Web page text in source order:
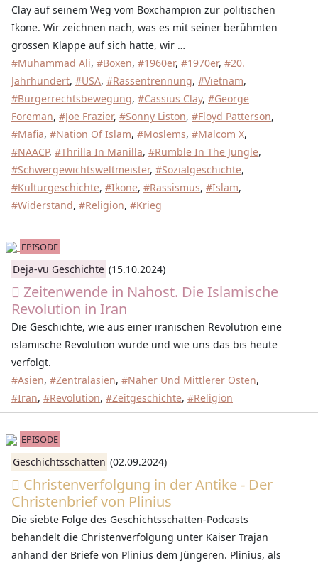
Clay auf seinem Weg vom Boxchampion zur politischen
Ikone. Wir zeichnen nach, was es mit seiner berühmten
grossen Klappe auf sich hatte, wir …
#Muhammad Ali, #Boxen, #1960er, #1970er, #20.
Jahrhundert, #USA, #Rassentrennung, #Vietnam,
#Bürgerrechtsbewegung, #Cassius Clay, #George
Foreman, #Joe Frazier, #Sonny Liston, #Floyd Patterson,
#Mafia, #Nation Of Islam, #Moslems, #Malcom X,
#NAACP, #Thrilla In Manilla, #Rumble In The Jungle,
#Schwergewichtsweltmeister, #Sozialgeschichte,
#Kulturgeschichte, #Ikone, #Rassismus, #Islam,
#Widerstand, #Religion, #Krieg
EPISODE
Deja-vu Geschichte (15.10.2024)
Zeitenwende in Nahost. Die Islamische
Revolution in Iran
Die Geschichte, wie aus einer iranischen Revolution eine
islamische Revolution wurde und wie uns das bis heute
verfolgt.
#Asien, #Zentralasien, #Naher Und Mittlerer Osten,
#Iran, #Revolution, #Zeitgeschichte, #Religion
EPISODE
Geschichtsschatten (02.09.2024)
Christenverfolgung in der Antike - Der
Christenbrief von Plinius
Die siebte Folge des Geschichtsschatten-Podcasts
behandelt die Christenverfolgung unter Kaiser Trajan
anhand der Briefe von Plinius dem Jüngeren. Plinius, als